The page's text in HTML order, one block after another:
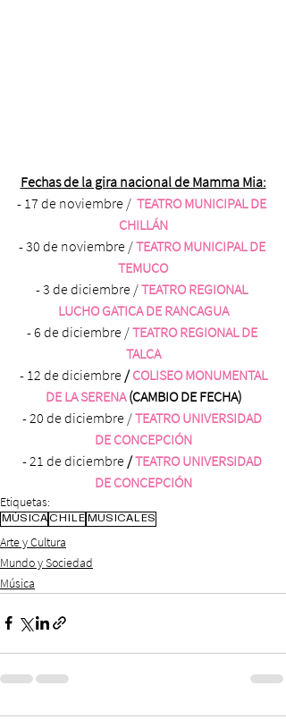
Fechas de la gira nacional de Mamma Mia:
- 17 de noviembre / TEATRO MUNICIPAL DE
CHILLÁN
- 30 de noviembre / TEATRO MUNICIPAL DE
TEMUCO
- 3 de diciembre / TEATRO REGIONAL
LUCHO GATICA DE RANCAGUA
- 6 de diciembre / TEATRO REGIONAL DE
TALCA
- 12 de diciembre / COLISEO MONUMENTAL
DE LA SERENA (CAMBIO DE FECHA)
- 20 de diciembre / TEATRO UNIVERSIDAD
DE CONCEPCIÓN
- 21 de diciembre / TEATRO UNIVERSIDAD
DE CONCEPCIÓN
Etiquetas:
MÚSICACHILE MUSICALES
Arte y Cultura
Mundo y Sociedad
Música